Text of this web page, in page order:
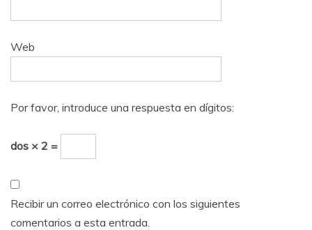
Web
Por favor, introduce una respuesta en dígitos:
dos × 2 =
Recibir un correo electrónico con los siguientes
comentarios a esta entrada.